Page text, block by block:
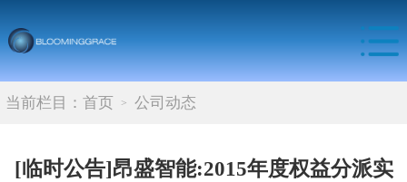
当前栏目： 首页 公司动态
[临时公告]昂盛智能:2015年度权益分派实